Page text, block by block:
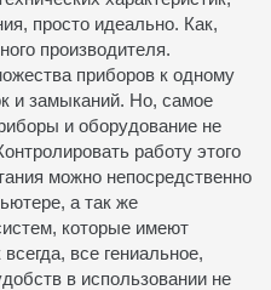
просто идеально. Как,
производителя.
приборов к одному
и замыканий. Но, самое
и оборудование не
работу этого
можно непосредственно
а так же
которые имеют
все гениальное,
в использовании не